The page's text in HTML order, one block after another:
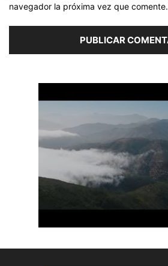
navegador la próxima vez que comente.